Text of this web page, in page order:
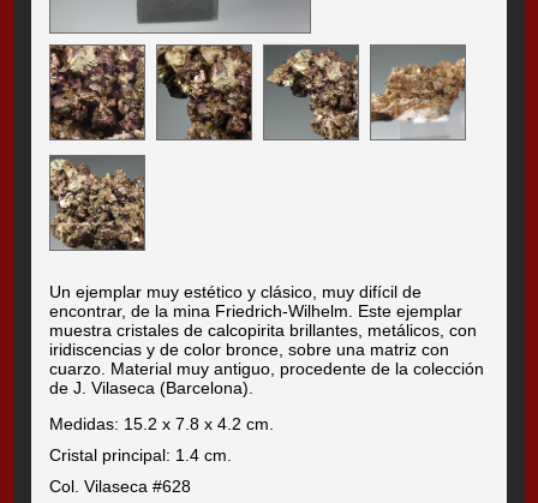
Un ejemplar muy estético y clásico, muy difícil de
encontrar, de la mina Friedrich-Wilhelm. Este ejemplar
muestra cristales de calcopirita brillantes, metálicos, con
iridiscencias y de color bronce, sobre una matriz con
cuarzo. Material muy antiguo, procedente de la colección
de J. Vilaseca (Barcelona).
Medidas: 15.2 x 7.8 x 4.2 cm.
Cristal principal: 1.4 cm.
Col. Vilaseca #628